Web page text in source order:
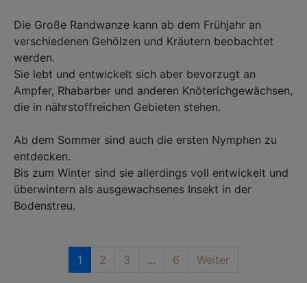
Die Große Randwanze kann ab dem Frühjahr an
verschiedenen Gehölzen und Kräutern beobachtet
werden. ⁣
Sie lebt und entwickelt sich aber bevorzugt an
Ampfer, Rhabarber und anderen Knöterichgewächsen,
die in nährstoffreichen Gebieten stehen.⁣
Ab dem Sommer sind auch die ersten Nymphen zu
entdecken. ⁣
Bis zum Winter sind sie allerdings voll entwickelt und
überwintern als ausgewachsenes Insekt in der
Bodenstreu. ⁣
1 2 3 ... 6 Weiter